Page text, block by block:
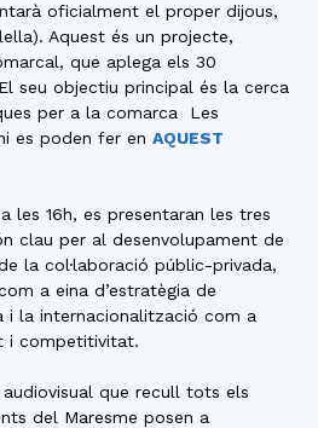
oficialment el proper dijous,
Aquest és un projecte,
que aplega els 30
seu objectiu principal és la cerca
per a la comarca Les
es poden fer en AQUEST
les 16h, es presentaran les tres
clau per al desenvolupament de
la col·laboració públic-privada,
a eina d’estratègia de
i la internacionalització com a
i competitivitat.
que recull tots els
del Maresme posen a